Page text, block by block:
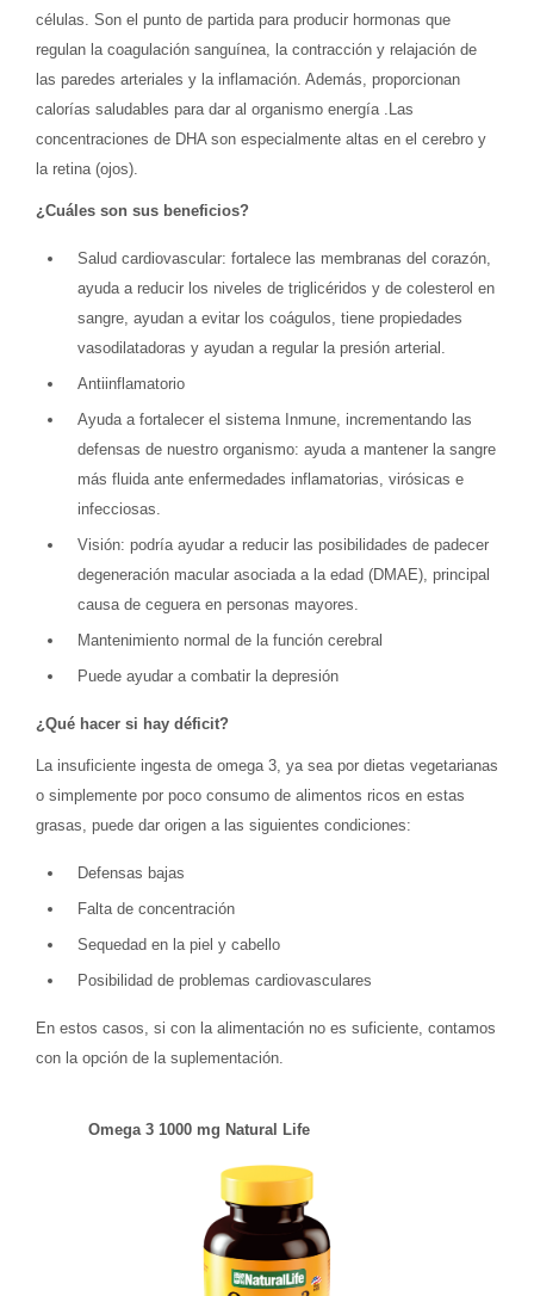
células. Son el punto de partida para producir hormonas que
regulan la coagulación sanguínea, la contracción y relajación de
las paredes arteriales y la inflamación. Además, proporcionan
calorías saludables para dar al organismo energía .Las
concentraciones de DHA son especialmente altas en el cerebro y
la retina (ojos).
¿Cuáles son sus beneficios?
Salud cardiovascular: fortalece las membranas del corazón,
ayuda a reducir los niveles de triglicéridos y de colesterol en
sangre, ayudan a evitar los coágulos, tiene propiedades
vasodilatadoras y ayudan a regular la presión arterial.
Antiinflamatorio
Ayuda a fortalecer el sistema Inmune, incrementando las
defensas de nuestro organismo: ayuda a mantener la sangre
más fluida ante enfermedades inflamatorias, virósicas e
infecciosas.
Visión: podría ayudar a reducir las posibilidades de padecer
degeneración macular asociada a la edad (DMAE), principal
causa de ceguera en personas mayores.
Mantenimiento normal de la función cerebral
Puede ayudar a combatir la depresión
¿Qué hacer si hay déficit?
La insuficiente ingesta de omega 3, ya sea por dietas vegetarianas
o simplemente por poco consumo de alimentos ricos en estas
grasas, puede dar origen a las siguientes condiciones:
Defensas bajas
Falta de concentración
Sequedad en la piel y cabello
Posibilidad de problemas cardiovasculares
En estos casos, si con la alimentación no es suficiente, contamos
con la opción de la suplementación.
Omega 3 1000 mg Natural Life